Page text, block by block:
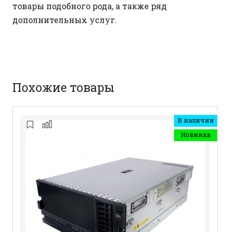
товары подобного рода, а также ряд
дополнительных услуг.
Похожие товары
В наличии
Новинка